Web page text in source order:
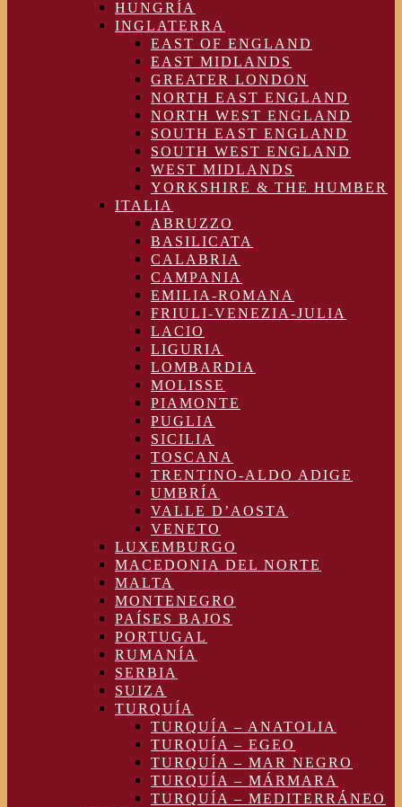
HUNGRÍA
INGLATERRA
EAST OF ENGLAND
EAST MIDLANDS
GREATER LONDON
NORTH EAST ENGLAND
NORTH WEST ENGLAND
SOUTH EAST ENGLAND
SOUTH WEST ENGLAND
WEST MIDLANDS
YORKSHIRE & THE HUMBER
ITALIA
ABRUZZO
BASILICATA
CALABRIA
CAMPANIA
EMILIA-ROMANA
FRIULI-VENEZIA-JULIA
LACIO
LIGURIA
LOMBARDIA
MOLISSE
PIAMONTE
PUGLIA
SICILIA
TOSCANA
TRENTINO-ALDO ADIGE
UMBRÍA
VALLE D’AOSTA
VENETO
LUXEMBURGO
MACEDONIA DEL NORTE
MALTA
MONTENEGRO
PAÍSES BAJOS
PORTUGAL
RUMANÍA
SERBIA
SUIZA
TURQUÍA
TURQUÍA – ANATOLIA
TURQUÍA – EGEO
TURQUÍA – MAR NEGRO
TURQUÍA – MÁRMARA
TURQUÍA – MEDITERRÁNEO